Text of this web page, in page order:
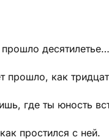
десятилетье…
прошло, как
где ты юность
простился с ней.